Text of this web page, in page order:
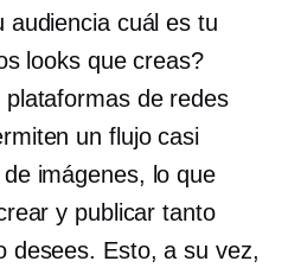
audiencia cuál es tu
looks que creas?
de redes
un flujo casi
imágenes, lo que
y publicar tanto
desees. Esto, a su vez,